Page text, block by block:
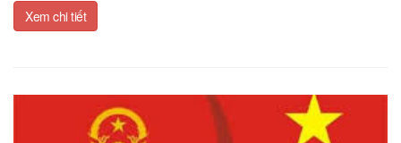
Xem chi tiết